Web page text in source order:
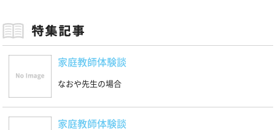
家庭教師体験談
なおや先生の場合
家庭教師体験談